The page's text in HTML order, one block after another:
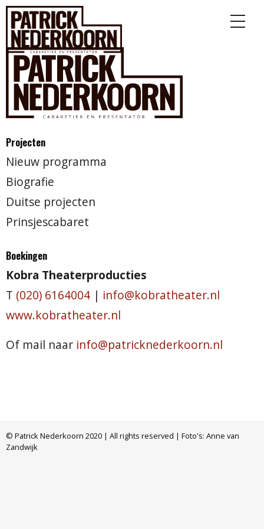
Projecten
Nieuw programma
Biografie
Duitse projecten
Prinsjescabaret
Boekingen
Kobra Theaterproducties
T (020) 6164004 | info@kobratheater.nl
www.kobratheater.nl
Of mail naar info@patricknederkoorn.nl
© Patrick Nederkoorn 2020 | All rights reserved | Foto's: Anne van
Zandwijk